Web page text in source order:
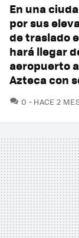
En una
por sus
de traslado
hará llegar
aeropuerto
Azteca con
0 HACE 2